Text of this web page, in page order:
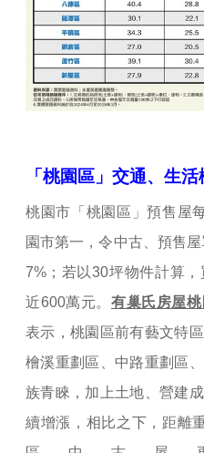
「桃園區」交通、生
桃園市「桃園區」預售屋
園市第一，令中古、預售
7%；若以30坪物件計算
近600萬元。 有巢氏房屋
表示，桃園區前有藝文特
檜溪重劃區、中路重劃區
族青睞，加上土地、營建
續增漲，相比之下，距離